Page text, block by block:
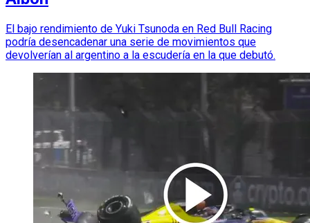
El bajo rendimiento de Yuki Tsunoda en Red Bull Racing
podría desencadenar una serie de movimientos que
devolverían al argentino a la escudería en la que debutó.